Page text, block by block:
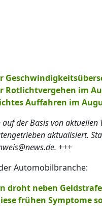
Rotlichtvergehen im
Auffahren im
auf der Basis von
aktualisiert.
+++
Automobilbranche:
droht neben
frühen Symptome